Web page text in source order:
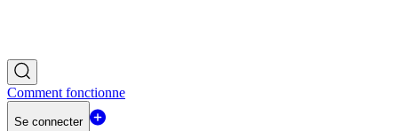
Comment fonctionne
Se connecter